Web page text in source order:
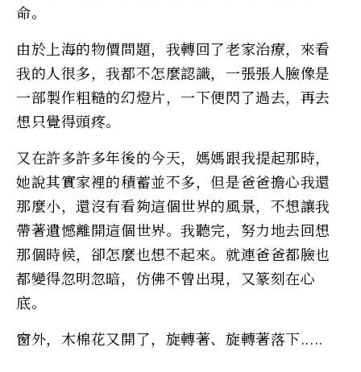
命。
由於上海的物價問題，我轉回了老家治療，來看
我的人很多，我都不怎麼認識，一張張人臉像是
一部製作粗糙的幻燈片，一下便閃了過去，再去
想只覺得頭疼。
又在許多許多年後的今天，媽媽跟我提起那時，
她說其實家裡的積蓄並不多，但是爸爸擔心我還
那麼小，還沒有看夠這個世界的風景，不想讓我
帶著遺憾離開這個世界。我聽完，努力地去回想
那個時候，卻怎麼也想不起來。就連爸爸都臉也
都變得忽明忽暗，仿佛不曾出現，又篆刻在心
底。
窗外，木棉花又開了，旋轉著、旋轉著落下.....